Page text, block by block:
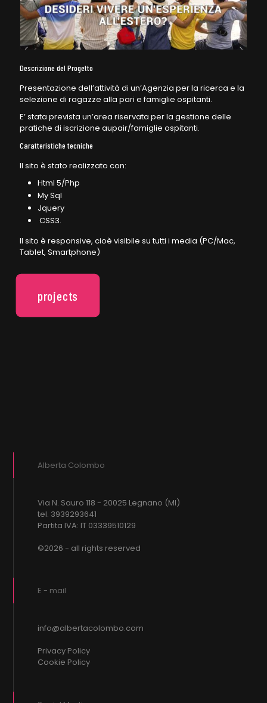
Descrizione del Progetto
Presentazione dell’attività di un’Agenzia per la ricerca e la
selezione di ragazze alla pari e famiglie ospitanti.
E’ stata prevista un’area riservata per la gestione delle
pratiche di iscrizione aupair/famiglie ospitanti.
Caratteristiche tecniche
Il sito è stato realizzato con:
Html 5/Php
My Sql
Jquery
CSS3.
Il sito è responsive, cioè visibile su tutti i media (PC/Mac,
Tablet, Smartphone)
projects
Alberta Colombo
Via N. Sauro 118 - 20025 Legnano (MI)
tel. 3939293641
Partita IVA: IT 03339510129
©2026 - all rights reserved
E - mail
info@albertacolombo.com
Privacy Policy
Cookie Policy